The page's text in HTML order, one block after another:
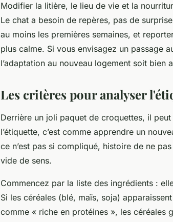
Modifier la litière, le lieu de vie et la
Le chat a besoin de repères, pas de
au moins les premières semaines, et
plus calme. Si vous envisagez un passage
l’adaptation au nouveau logement soit bien
Les critères pour analyser
Derrière un joli paquet de croquettes, il
l’étiquette, c’est comme apprendre un
ce n’est pas si compliqué, histoire de ne
vide de sens.
Commencez par la liste des ingrédients :
Si les céréales (blé, maïs, soja)
comme « riche en protéines », les céréales